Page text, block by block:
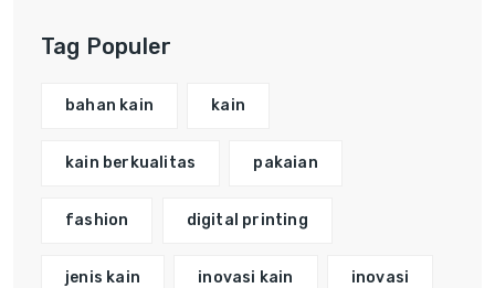
Tag Populer
bahan kain kain
kain berkualitas pakaian
fashion digital printing
jenis kain inovasi kain inovasi